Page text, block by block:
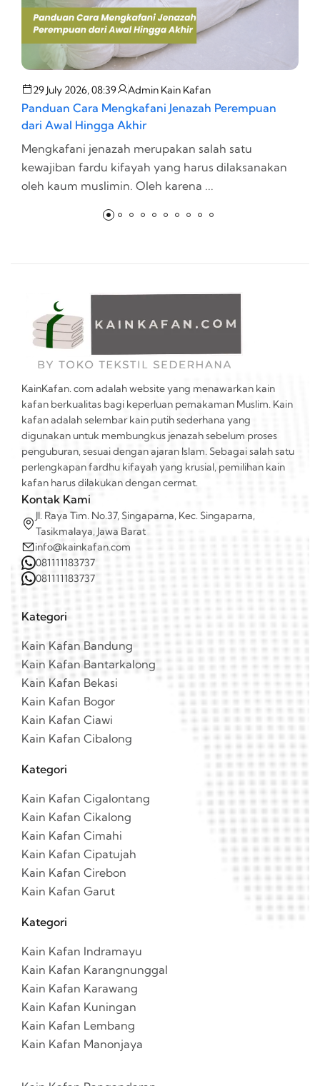
29 July 2026, 08:39 Admin Kain Kafan
Panduan Cara Mengkafani Jenazah Perempuan
dari Awal Hingga Akhir
Mengkafani jenazah merupakan salah satu
kewajiban fardu kifayah yang harus dilaksanakan
oleh kaum muslimin. Oleh karena ...
KainKafan. com adalah website yang menawarkan kain
kafan berkualitas bagi keperluan pemakaman Muslim. Kain
kafan adalah selembar kain putih sederhana yang
digunakan untuk membungkus jenazah sebelum proses
penguburan, sesuai dengan ajaran Islam. Sebagai salah satu
perlengkapan fardhu kifayah yang krusial, pemilihan kain
kafan harus dilakukan dengan cermat.
Kontak Kami
Jl. Raya Tim. No.37, Singaparna, Kec. Singaparna,
Tasikmalaya, Jawa Barat
info@kainkafan.com
081111183737
081111183737
Kategori
Kain Kafan Bandung
Kain Kafan Bantarkalong
Kain Kafan Bekasi
Kain Kafan Bogor
Kain Kafan Ciawi
Kain Kafan Cibalong
Kategori
Kain Kafan Cigalontang
Kain Kafan Cikalong
Kain Kafan Cimahi
Kain Kafan Cipatujah
Kain Kafan Cirebon
Kain Kafan Garut
Kategori
Kain Kafan Indramayu
Kain Kafan Karangnunggal
Kain Kafan Karawang
Kain Kafan Kuningan
Kain Kafan Lembang
Kain Kafan Manonjaya